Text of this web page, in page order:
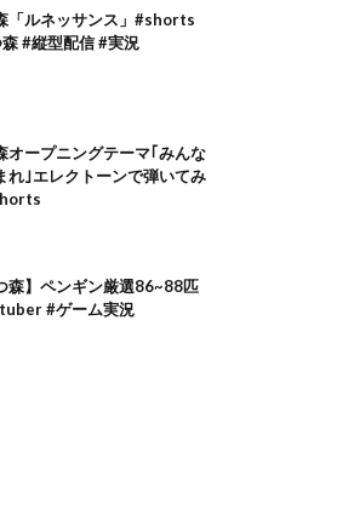
「ルネッサンス」#shorts
#縦型配信 #実況
オープニングテーマ｢みんな
れ｣エレクトーンで弾いてみ
森】ペンギン厳選86~88匹
#ゲーム実況